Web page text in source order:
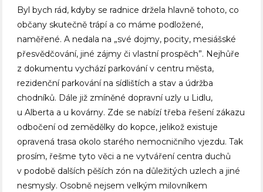
Byl bych rád, kdyby se radnice držela hlavně tohoto, co
občany skutečně trápí a co máme podložené,
naměřené. A nedala na „své dojmy, pocity, mesiášské
přesvědčování, jiné zájmy či vlastní prospěch”. Nejhůře
z dokumentu vychází parkování v centru města,
rezidenční parkování na sídlištích a stav a údržba
chodníků. Dále již zmíněné dopravní uzly u Lidlu,
u Alberta a u kovárny. Zde se nabízí třeba řešení zákazu
odbočení od zemědělky do kopce, jelikož existuje
opravená trasa okolo starého nemocničního vjezdu. Tak
prosím, řešme tyto věci a ne vytváření centra duchů
v podobě dalších pěších zón na důležitých uzlech a jiné
nesmysly. Osobně nejsem velkým milovníkem